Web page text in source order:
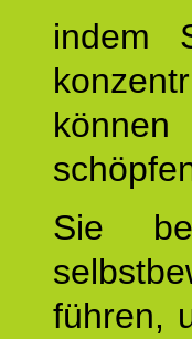
indem
Sie
führen,